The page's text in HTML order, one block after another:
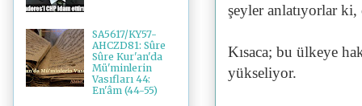
şeyler anlatıyorlar
Kısaca; bu ülkeye
yükseliyor.
SA5617/KY57-
AHCZD81: Sûre
Sûre Kur'an'da
Mü'minlerin
Vasıfları 44:
En'âm (44-55)